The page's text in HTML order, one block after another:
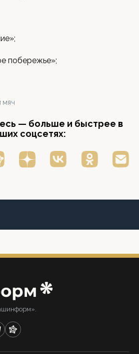
побережье»;
МЯЧ
— больше и быстрее в
соцсетях: